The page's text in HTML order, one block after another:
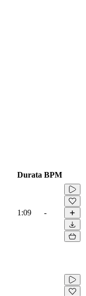
Durata BPM
1:09 -